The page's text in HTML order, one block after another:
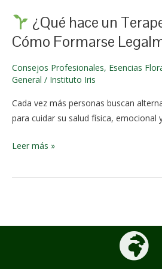
¿Qué hace un
Cómo Formarse
Consejos Profesionales, Esencias
General / Instituto Iris
Cada vez más personas buscan
para cuidar su salud física, emocional
y
Cómo
Formarse
Leer más »